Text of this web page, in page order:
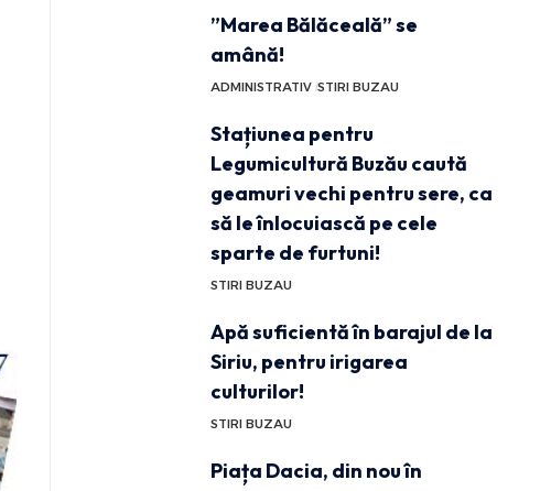
”Marea Bălăceală” se
amână!
ADMINISTRATIV STIRI BUZAU
Stațiunea pentru
Legumicultură Buzău caută
geamuri vechi pentru sere, ca
să le înlocuiască pe cele
sparte de furtuni!
STIRI BUZAU
Apă suficientă în barajul de la
Siriu, pentru irigarea
culturilor!
STIRI BUZAU
Piața Dacia, din nou în